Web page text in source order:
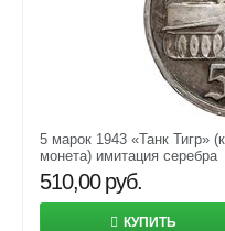
5 марок 1943 «Танк Тигр»
монета) имитация серебра
510,00 руб.
КУПИТЬ